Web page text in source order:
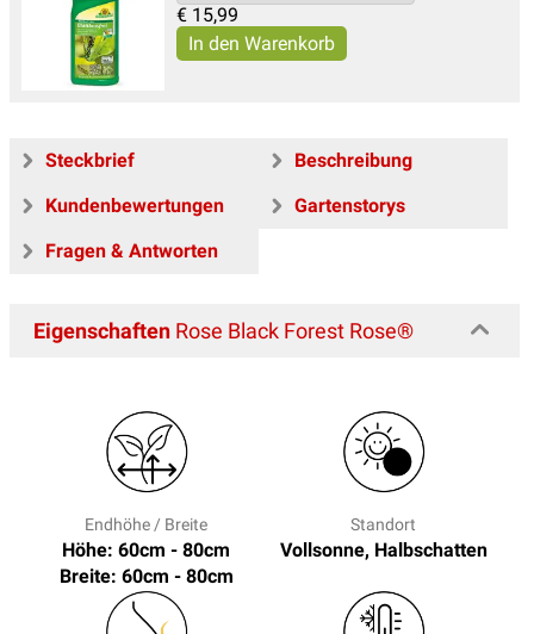
€ 15,99
Steckbrief
Beschreibung
Kundenbewertungen
Gartenstorys
Fragen & Antworten
Eigenschaften Rose Black Forest Rose®
Endhöhe / Breite
Höhe: 60cm - 80cm
Breite: 60cm - 80cm
Standort
Vollsonne, Halbschatten